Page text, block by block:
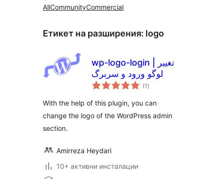
AllCommunityCommercial
Етикет на разширения: logo
wp-logo-login | تغییر
لوگو ورود و سربرگ
(1 общо
оценки
)
With the help of this plugin, you can
change the logo of the WordPress admin
section.
Amirreza Heydari
10+ активни инсталации